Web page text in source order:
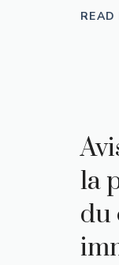
READ
la
du